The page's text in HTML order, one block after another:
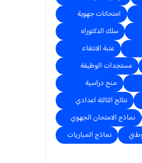
امتحانات جهوية
سلك الدكتوراه
عتبة الانتقاء
مستجدات الوظيفة
منح دراسية
نتائج الثالثة اعدادي
نماذج الامتحان الجهوي
نماذج المباريات